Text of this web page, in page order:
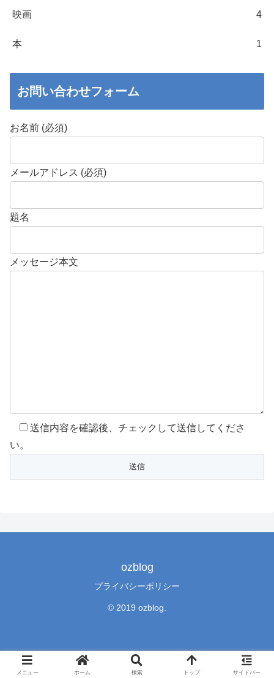
映画 4
本 1
お問い合わせフォーム
お名前 (必須)
メールアドレス (必須)
題名
メッセージ本文
送信内容を確認後、チェックして送信してくださ
い。
ozblog
プライバシーポリシー
© 2019 ozblog.
メニュー ホーム 検索 トップ サイドバー